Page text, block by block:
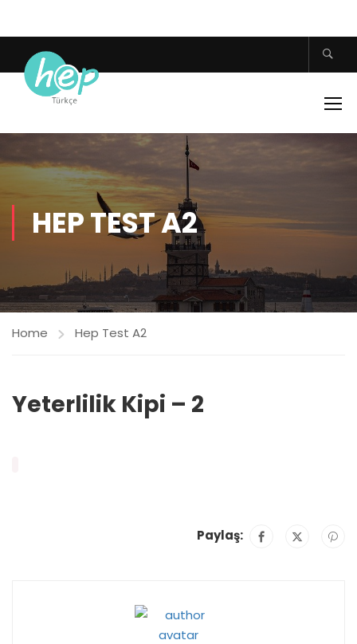
HEP TEST A2
Home Hep Test A2
Yeterlilik Kipi – 2
Paylaş: